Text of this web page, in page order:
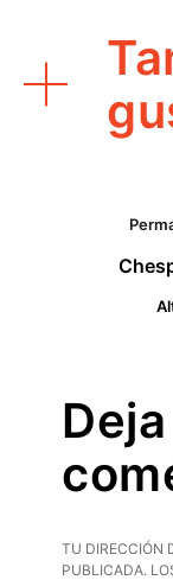
TU DIRECCIÓN
PUBLICADA.